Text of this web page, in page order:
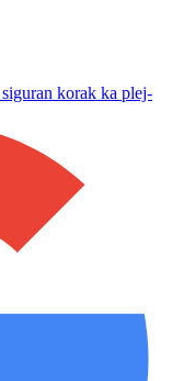
pojačanje dobilo